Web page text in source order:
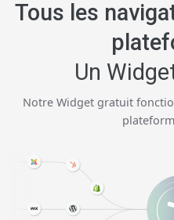
Tous les
Un
Notre Widget gratuit